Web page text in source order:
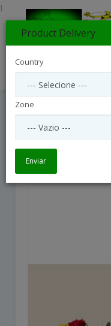
}
Product Delivery
Country
Zone
Enviar